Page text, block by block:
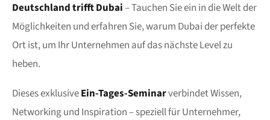
Deutschland trifft Dubai– Tauchen Sie ein in die Welt der
Möglichkeiten und erfahren Sie, warum Dubai der perfekte
Ort ist, um Ihr Unternehmen auf das nächste Level zu
heben.
Dieses exklusiveEin-Tages-Seminarverbindet Wissen,
Networking und Inspiration – speziell für Unternehmer,